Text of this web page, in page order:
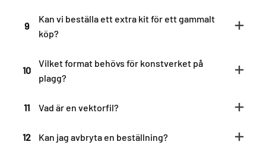
9
Kan vi beställa ett extra kit för ett gammalt
köp?
10
Vilket format behövs för konstverket på
plagg?
11 Vad är en vektorfil?
12 Kan jag avbryta en beställning?